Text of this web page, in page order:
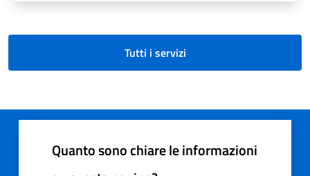
Tutti i servizi
Quanto sono chiare le informazioni